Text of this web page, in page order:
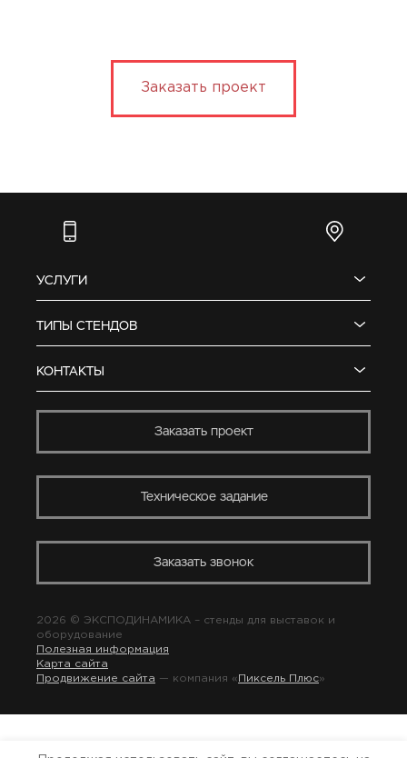
Заказать проект
УСЛУГИ
ТИПЫ СТЕНДОВ
КОНТАКТЫ
Заказать проект
Техническое задание
Заказать звонок
2026 © ЭКСПОДИНАМИКА – стенды для выставок и
оборудование
Полезная информация
Карта сайта
Продвижение сайта — компания « Пиксель Плюс»